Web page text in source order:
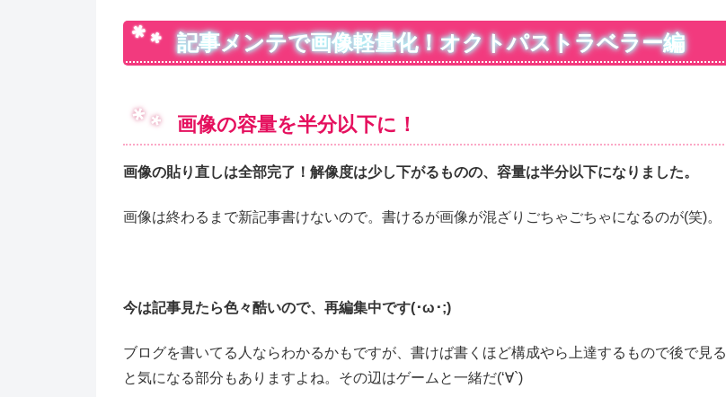
記事メンテで画像軽量化！オクトパストラベラー編
画像の容量を半分以下に！
画像の貼り直しは全部完了！解像度は少し下がるものの、容量は半分以下になりました。
画像は終わるまで新記事書けないので。書けるが画像が混ざりごちゃごちゃになるのが(笑)。
今は記事見たら色々酷いので、再編集中です(･ω･;)
ブログを書いてる人ならわかるかもですが、書けば書くほど構成やら上達するもので後で見る
と気になる部分もありますよね。その辺はゲームと一緒だ(‘∀`)